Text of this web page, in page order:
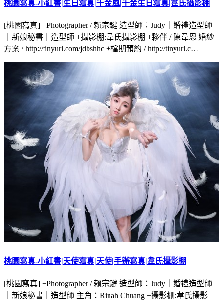
桃園寫真-小紅書|生日寫真|千金風|千金生日寫真|韋氏攝影棚
[桃園寫真] +Photographer / 賴宗鍵 造型師：Judy｜婚禮造型師
｜新娘秘書｜造型師 +攝影棚:韋氏攝影棚 +夥伴 / 陳韋恩 婚紗
方案 / http://tinyurl.com/jdbshhc +檔期預約 / http://tinyurl.c…
桃園寫真-小紅書|天使寫真|天使|手辦寫真|韋氏攝影棚
[桃園寫真] +Photographer / 賴宗鍵 造型師：Judy｜婚禮造型師
｜新娘秘書｜造型師 主角：Rinah Chuang +攝影棚:韋氏攝影